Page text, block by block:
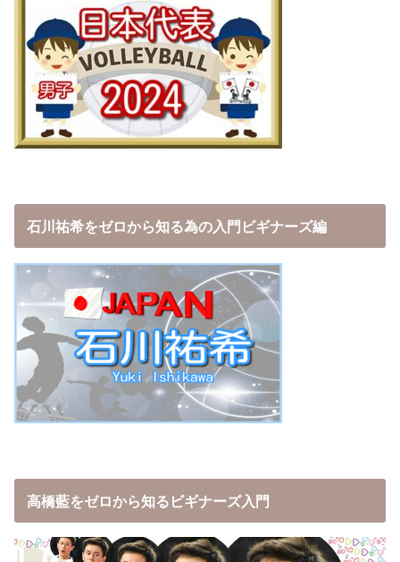
石川祐希をゼロから知る為の入門ビギナーズ編
高橋藍をゼロから知るビギナーズ入門